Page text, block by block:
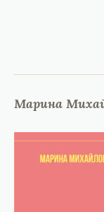
Марина